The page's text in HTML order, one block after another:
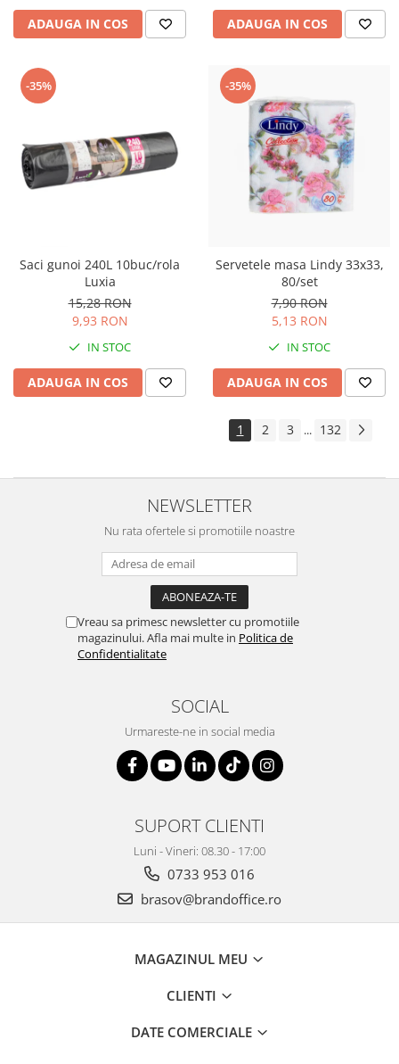
ADAUGA IN COS ADAUGA IN COS
-35%
Saci gunoi 240L 10buc/rola
Luxia
15,28 RON
9,93 RON
IN STOC
ADAUGA IN COS
-35%
Servetele masa Lindy 33x33,
80/set
7,90 RON
5,13 RON
IN STOC
ADAUGA IN COS
1 2 3 ... 132
NEWSLETTER
Nu rata ofertele si promotiile noastre
Vreau sa primesc newsletter cu promotiile
magazinului. Afla mai multe in Politica de
Confidentialitate
SOCIAL
Urmareste-ne in social media
SUPORT CLIENTI
Luni - Vineri: 08.30 - 17:00
0733 953 016
brasov@brandoffice.ro
MAGAZINUL MEU
CLIENTI
DATE COMERCIALE